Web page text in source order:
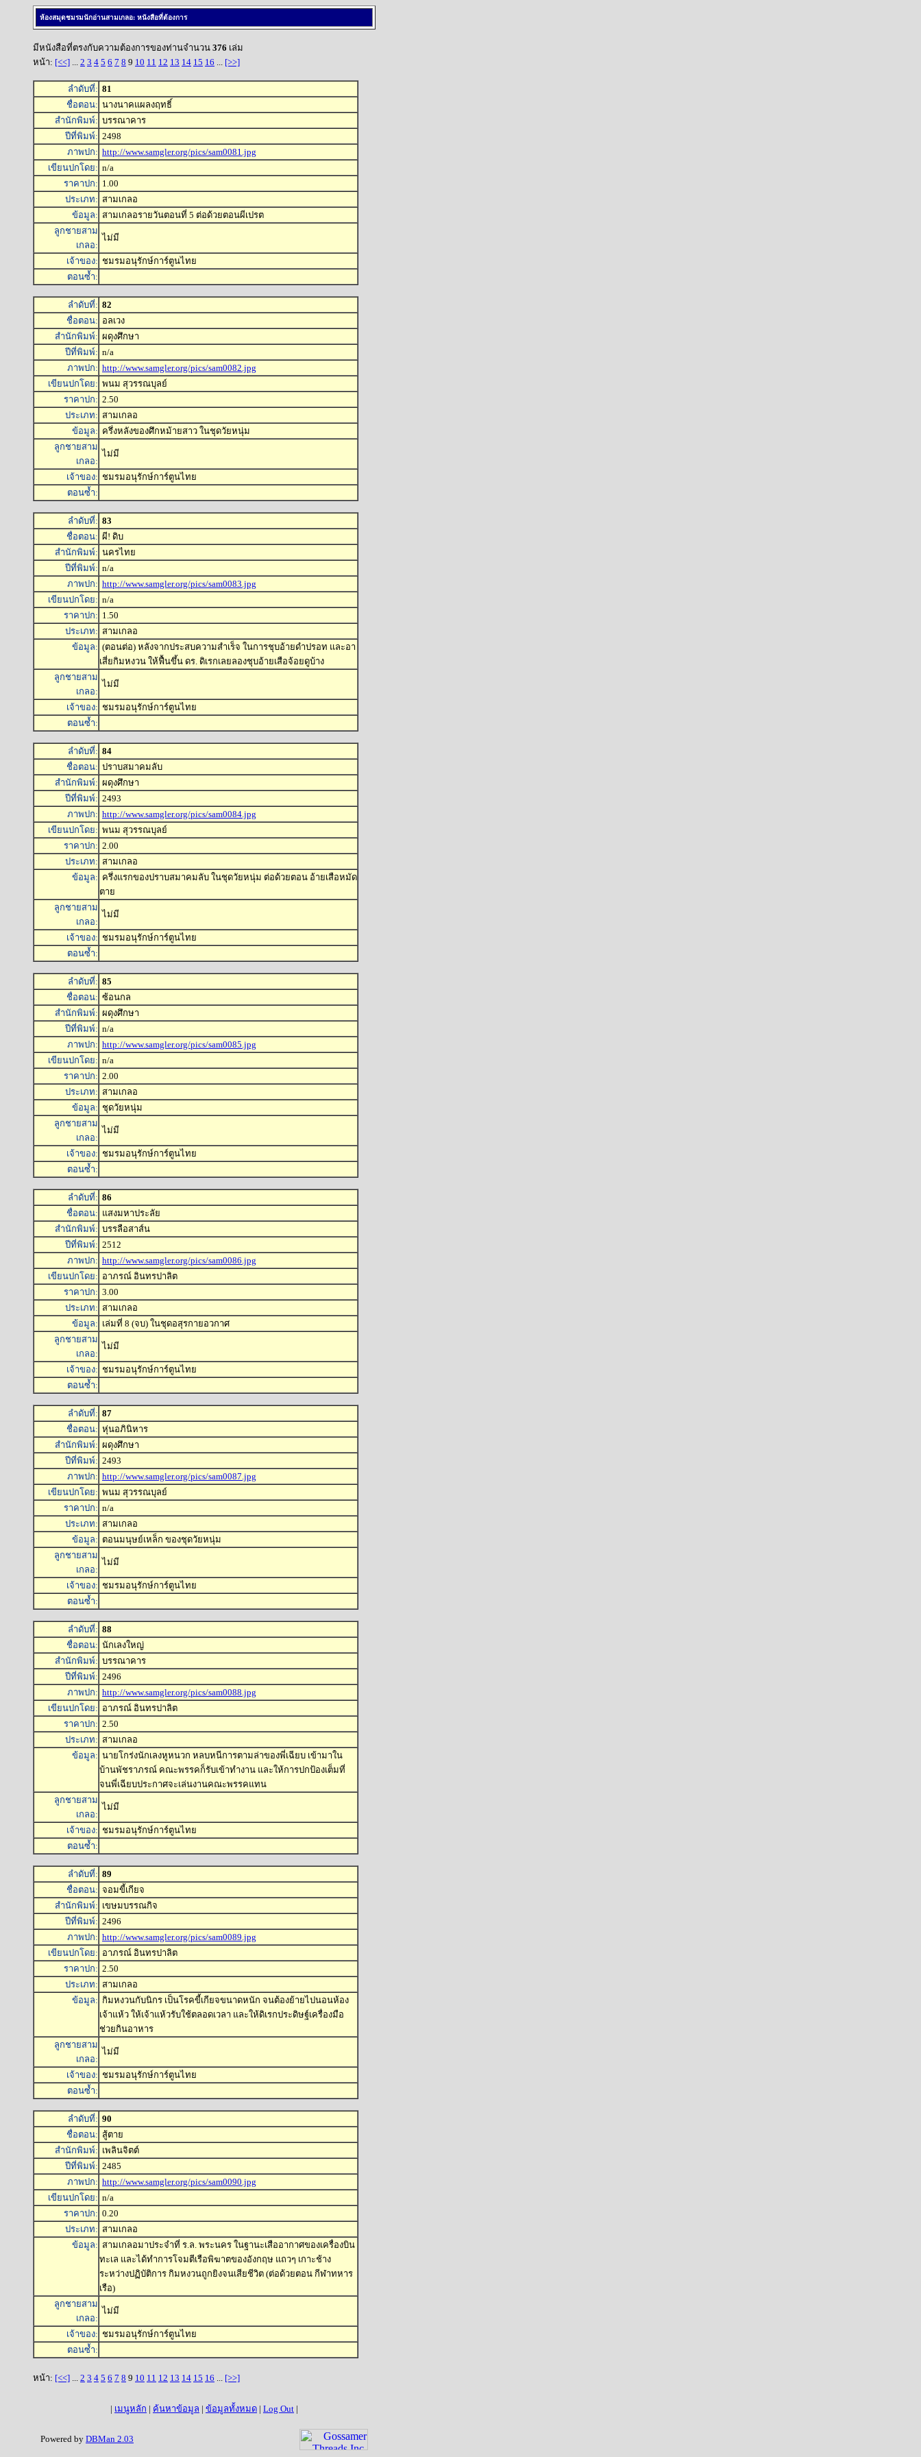
ห้องสมุดชมรมนักอ่านสามเกลอ: หนังสือที่ต้องการ
มีหนังสือที่ตรงกับความต้องการของท่านจำนวน 376 เล่ม
หน้า: [<<] ... 2 3 4 5 6 7 8 9 10 11 12 13 14 15 16 ... [>>]
ลำดับที่: 81
ชื่อตอน: นางนาคแผลงฤทธิ์
สำนักพิมพ์: บรรณาคาร
ปีที่พิมพ์: 2498
ภาพปก: http://www.samgler.org/pics/sam0081.jpg
เขียนปกโดย: n/a
ราคาปก: 1.00
ประเภท: สามเกลอ
ข้อมูล: สามเกลอรายวันตอนที่ 5 ต่อด้วยตอนผีเปรต
ลูกชายสาม
เกลอ:
ไม่มี
เจ้าของ: ชมรมอนุรักษ์การ์ตูนไทย
ตอนซ้ำ:
ลำดับที่: 82
ชื่อตอน: อลเวง
สำนักพิมพ์: ผดุงศึกษา
ปีที่พิมพ์: n/a
ภาพปก: http://www.samgler.org/pics/sam0082.jpg
เขียนปกโดย: พนม สุวรรณบุลย์
ราคาปก: 2.50
ประเภท: สามเกลอ
ข้อมูล: ครึ่งหลังของศึกหม้ายสาว ในชุดวัยหนุ่ม
ลูกชายสาม
เกลอ:
ไม่มี
เจ้าของ: ชมรมอนุรักษ์การ์ตูนไทย
ตอนซ้ำ:
ลำดับที่: 83
ชื่อตอน: ผี! ดิบ
สำนักพิมพ์: นครไทย
ปีที่พิมพ์: n/a
ภาพปก: http://www.samgler.org/pics/sam0083.jpg
เขียนปกโดย: n/a
ราคาปก: 1.50
ประเภท: สามเกลอ
ข้อมูล: (ตอนต่อ) หลังจากประสบความสำเร็จ ในการชุบอ้ายดำปรอท และอา
เสี่ยกิมหงวน ให้ฟื้นขึ้น ดร. ดิเรกเลยลองชุบอ้ายเสือจ้อยดูบ้าง
ลูกชายสาม
เกลอ:
ไม่มี
เจ้าของ: ชมรมอนุรักษ์การ์ตูนไทย
ตอนซ้ำ:
ลำดับที่: 84
ชื่อตอน: ปราบสมาคมลับ
สำนักพิมพ์: ผดุงศึกษา
ปีที่พิมพ์: 2493
ภาพปก: http://www.samgler.org/pics/sam0084.jpg
เขียนปกโดย: พนม สุวรรณบุลย์
ราคาปก: 2.00
ประเภท: สามเกลอ
ข้อมูล: ครึ่งแรกของปราบสมาคมลับ ในชุดวัยหนุ่ม ต่อด้วยตอน อ้ายเสือหมัด
ตาย
ลูกชายสาม
เกลอ:
ไม่มี
เจ้าของ: ชมรมอนุรักษ์การ์ตูนไทย
ตอนซ้ำ:
ลำดับที่: 85
ชื่อตอน: ซ้อนกล
สำนักพิมพ์: ผดุงศึกษา
ปีที่พิมพ์: n/a
ภาพปก: http://www.samgler.org/pics/sam0085.jpg
เขียนปกโดย: n/a
ราคาปก: 2.00
ประเภท: สามเกลอ
ข้อมูล: ชุดวัยหนุ่ม
ลูกชายสาม
เกลอ:
ไม่มี
เจ้าของ: ชมรมอนุรักษ์การ์ตูนไทย
ตอนซ้ำ:
ลำดับที่: 86
ชื่อตอน: แสงมหาประลัย
สำนักพิมพ์: บรรลือสาส์น
ปีที่พิมพ์: 2512
ภาพปก: http://www.samgler.org/pics/sam0086.jpg
เขียนปกโดย: อาภรณ์ อินทรปาลิต
ราคาปก: 3.00
ประเภท: สามเกลอ
ข้อมูล: เล่มที่ 8 (จบ) ในชุดอสุรกายอวกาศ
ลูกชายสาม
เกลอ:
ไม่มี
เจ้าของ: ชมรมอนุรักษ์การ์ตูนไทย
ตอนซ้ำ:
ลำดับที่: 87
ชื่อตอน: หุ่นอภินิหาร
สำนักพิมพ์: ผดุงศึกษา
ปีที่พิมพ์: 2493
ภาพปก: http://www.samgler.org/pics/sam0087.jpg
เขียนปกโดย: พนม สุวรรณบุลย์
ราคาปก: n/a
ประเภท: สามเกลอ
ข้อมูล: ตอนมนุษย์เหล็ก ของชุดวัยหนุ่ม
ลูกชายสาม
เกลอ:
ไม่มี
เจ้าของ: ชมรมอนุรักษ์การ์ตูนไทย
ตอนซ้ำ:
ลำดับที่: 88
ชื่อตอน: นักเลงใหญ่
สำนักพิมพ์: บรรณาคาร
ปีที่พิมพ์: 2496
ภาพปก: http://www.samgler.org/pics/sam0088.jpg
เขียนปกโดย: อาภรณ์ อินทรปาลิต
ราคาปก: 2.50
ประเภท: สามเกลอ
ข้อมูล: นายโกร่งนักเลงหูหนวก หลบหนีการตามล่าของพี่เฉียบ เข้ามาใน
บ้านพัชราภรณ์ คณะพรรคก็รับเข้าทำงาน และให้การปกป้องเต็มที่
จนพี่เฉียบประกาศจะเล่นงานคณะพรรคแทน
ลูกชายสาม
เกลอ:
ไม่มี
เจ้าของ: ชมรมอนุรักษ์การ์ตูนไทย
ตอนซ้ำ:
ลำดับที่: 89
ชื่อตอน: จอมขี้เกียจ
สำนักพิมพ์: เขษมบรรณกิจ
ปีที่พิมพ์: 2496
ภาพปก: http://www.samgler.org/pics/sam0089.jpg
เขียนปกโดย: อาภรณ์ อินทรปาลิต
ราคาปก: 2.50
ประเภท: สามเกลอ
ข้อมูล: กิมหงวนกับนิกร เป็นโรคขี้เกียจขนาดหนัก จนต้องย้ายไปนอนห้อง
เจ้าแห้ว ให้เจ้าแห้วรับใช้ตลอดเวลา และให้ดิเรกประดิษฐ์เครื่องมือ
ช่วยกินอาหาร
ลูกชายสาม
เกลอ:
ไม่มี
เจ้าของ: ชมรมอนุรักษ์การ์ตูนไทย
ตอนซ้ำ:
ลำดับที่: 90
ชื่อตอน: สู้ตาย
สำนักพิมพ์: เพลินจิตต์
ปีที่พิมพ์: 2485
ภาพปก: http://www.samgler.org/pics/sam0090.jpg
เขียนปกโดย: n/a
ราคาปก: 0.20
ประเภท: สามเกลอ
ข้อมูล: สามเกลอมาประจำที่ ร.ล. พระนคร ในฐานะเสืออากาศของเครื่องบิน
ทะเล และได้ทำการโจมตีเรือพิฆาตของอังกฤษ แถวๆ เกาะช้าง
ระหว่างปฏิบัติการ กิมหงวนถูกยิงจนเสียชีวิต (ต่อด้วยตอน กีฬาทหาร
เรือ)
ลูกชายสาม
เกลอ:
ไม่มี
เจ้าของ: ชมรมอนุรักษ์การ์ตูนไทย
ตอนซ้ำ:
หน้า: [<<] ... 2 3 4 5 6 7 8 9 10 11 12 13 14 15 16 ... [>>]
| เมนูหลัก | ค้นหาข้อมูล | ข้อมูลทั้งหมด | Log Out |
Powered by DBMan 2.03